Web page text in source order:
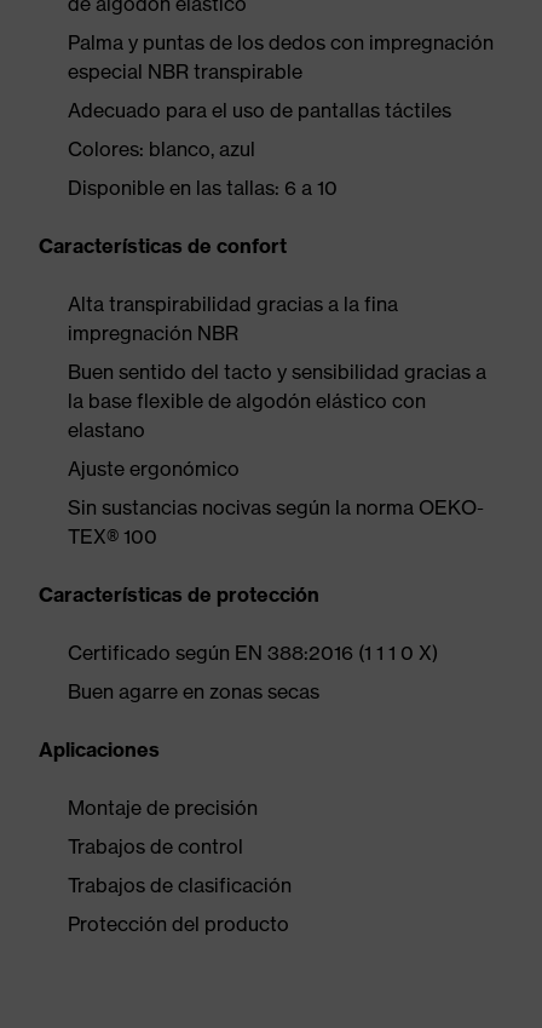
Palma y puntas de los dedos con impregnación
especial NBR transpirable
Adecuado para el uso de pantallas táctiles
Colores: blanco, azul
Disponible en las tallas: 6 a 10
Características de confort
Alta transpirabilidad gracias a la fina
impregnación NBR
Buen sentido del tacto y sensibilidad gracias a
la base flexible de algodón elástico con
elastano
Ajuste ergonómico
Sin sustancias nocivas según la norma OEKO-
TEX® 100
Características de protección
Certificado según EN 388:2016 (1 1 1 0 X)
Buen agarre en zonas secas
Aplicaciones
Montaje de precisión
Trabajos de control
Trabajos de clasificación
Protección del producto